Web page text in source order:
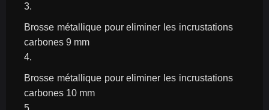
3.
Brosse métallique pour eliminer les incrustations
carbones 9 mm
4.
Brosse métallique pour eliminer les incrustations
carbones 10 mm
5.